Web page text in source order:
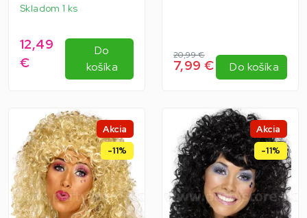
Skladom 1 ks
12,49
€
Do
košíka
20,99 €
7,99 € Do košíka
Akcia
-11%
Akcia
-11%